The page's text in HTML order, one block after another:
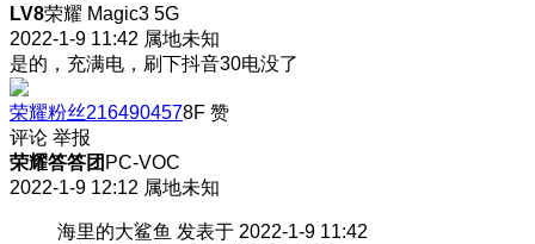
LV8荣耀 Magic3 5G
2022-1-9 11:42 属地未知
是的，充满电，刷下抖音30电没了
荣耀粉丝2164904578F 赞
评论 举报
荣耀答答团 PC-VOC
2022-1-9 12:12 属地未知
海里的大鲨鱼 发表于 2022-1-9 11:42